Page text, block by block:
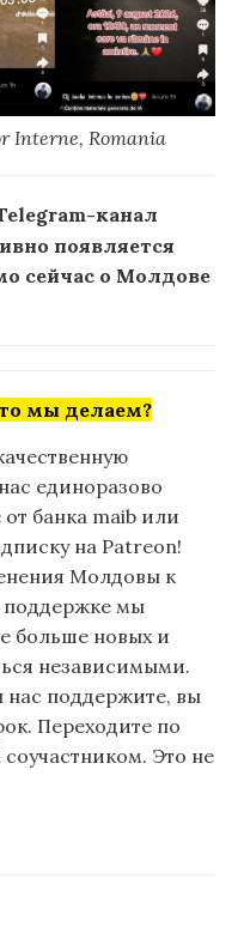
Interne, Romania
канал
появляется
сейчас о Молдове
мы делаем?
единоразово
банка maib или
на Patreon!
Молдовы к
поддержке мы
больше новых и
независимыми.
нас поддержите, вы
Переходите по
Это не